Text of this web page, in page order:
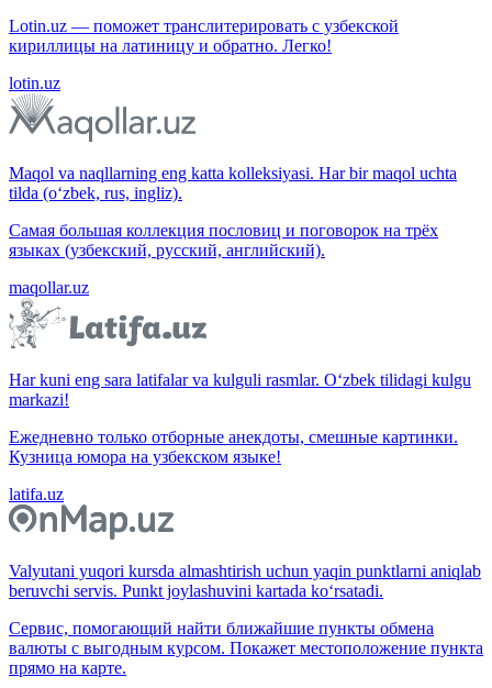
Lotin.uz — поможет транслитерировать с узбекской
кириллицы на латиницу и обратно. Легко!
lotin.uz
Maqol va naqllarning eng katta kolleksiyasi. Har bir maqol uchta
tilda (o‘zbek, rus, ingliz).
Самая большая коллекция пословиц и поговорок на трёх
языках (узбекский, русский, английский).
maqollar.uz
Har kuni eng sara latifalar va kulguli rasmlar. O‘zbek tilidagi kulgu
markazi!
Ежедневно только отборные анекдоты, смешные картинки.
Кузница юмора на узбекском языке!
latifa.uz
Valyutani yuqori kursda almashtirish uchun yaqin punktlarni aniqlab
beruvchi servis. Punkt joylashuvini kartada ko‘rsatadi.
Сервис, помогающий найти ближайшие пункты обмена
валюты с выгодным курсом. Покажет местоположение пункта
прямо на карте.